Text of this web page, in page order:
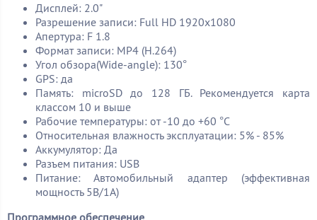
Дисплей: 2.0"
Разрешение записи: Full HD 1920x1080
Апертура: F 1.8
Формат записи: MP4 (H.264)
Угол обзора(Wide-angle): 130°
GPS: да
Память: microSD до 128 ГБ. Рекомендуется карта
классом 10 и выше
Рабочие температуры: от -10 до +60 °C
Относительная влажность эксплуатации: 5% - 85%
Аккумулятор: Да
Разъем питания: USB
Питание: Автомобильный адаптер (эффективная
мощность 5В/1А)